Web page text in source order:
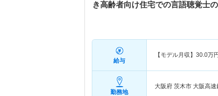
き高齢者向け住宅での言語聴覚士
給与
【モデル月収】 30.0万
勤務地
大阪府 茨木市 大阪高